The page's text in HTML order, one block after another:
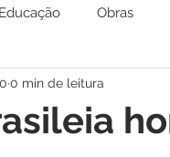
Educação Obras
e Produção
0 min de leitura